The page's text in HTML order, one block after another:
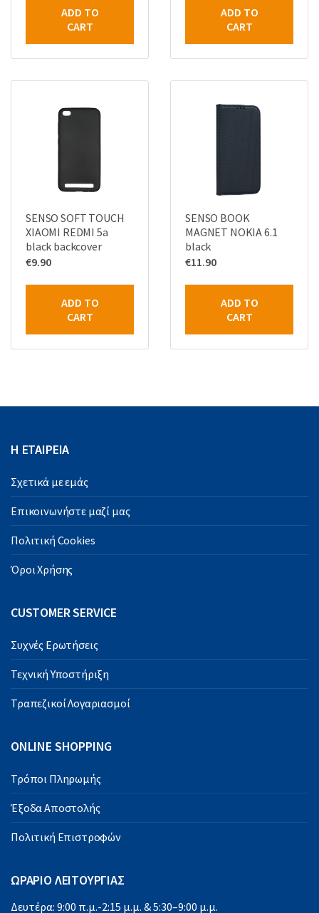
ADD TO
CART
ADD TO
CART
SENSO SOFT TOUCH
XIAOMI REDMI 5a
black backcover
€9.90
ADD TO
CART
SENSO BOOK
MAGNET NOKIA 6.1
black
€11.90
ADD TO
CART
Η ΕΤΑΙΡΕΙΑ
Σχετικά με εμάς
Επικοινωνήστε μαζί μας
Πολιτική Cookies
Όροι Χρήσης
CUSTOMER SERVICE
Συχνές Ερωτήσεις
Τεχνική Υποστήριξη
Τραπεζικοί Λογαριασμοί
ONLINE SHOPPING
Τρόποι Πληρωμής
Έξοδα Αποστολής
Πολιτική Επιστροφών
ΩΡΑΡΙΟ ΛΕΙΤΟΥΡΓΙΑΣ
Δευτέρα: 9:00 π.μ.-2:15 μ.μ. & 5:30–9:00 μ.μ.